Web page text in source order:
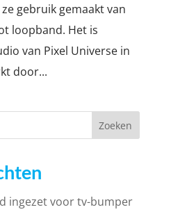
gebruik gemaakt van
loopband. Het is
van Pixel Universe in
door...
ingezet voor tv-bumper